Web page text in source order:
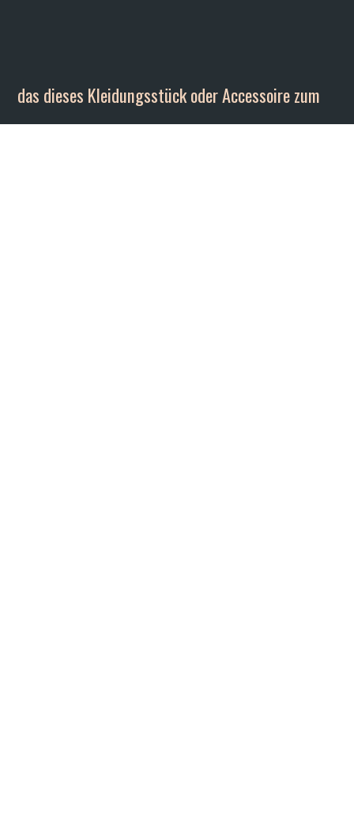
das dieses Kleidungsstück oder Accessoire zum